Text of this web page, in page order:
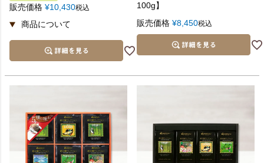
引越の挨拶・新築などに
C.手提げ袋 大
・ドリップバッグコーヒーギフト 30枚入 1箱
・リキッドコーヒー2本＆ゼリー5個ギフト 1箱
販売価格 ¥10,430税込
100g】
販売価格 ¥8,450税込